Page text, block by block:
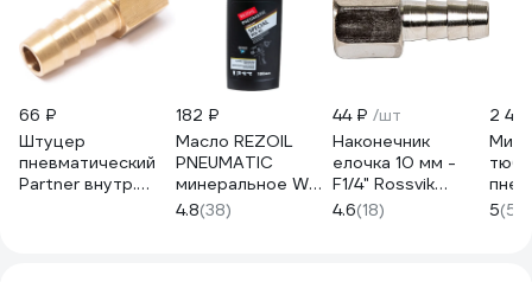
66 ₽
Штуцер
пневматический
Partner внутр.
182 ₽
Масло REZOIL
PNEUMATIC
минеральное WH-
45 0.1 л Rezer
03.008.00016
4.8(38)
44 ₽ /шт
Наконечник
елочка 10 мм -
F1/4" Rossvik
A108/4А.R
4.6(18)
2
SG-
5(5)